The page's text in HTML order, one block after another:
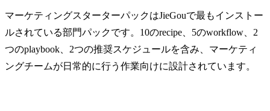
マーケティングスターターパックはJieGouで最もインストー
ルされている部門パックです。10のrecipe、5のworkflow、2
つのplaybook、2つの推奨スケジュールを含み、マーケティ
ングチームが日常的に行う作業向けに設計されています。